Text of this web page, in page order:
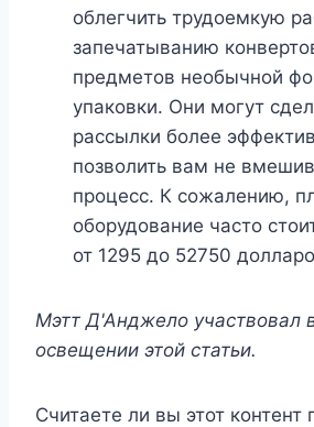
облегчить трудоемкую
запечатыванию
предметов необычной
упаковки. Они могут
рассылки более
позволить вам не
процесс. К сожалению,
оборудование часто
от 1295 до 52750
Мэтт Д'Анджело участвовал
освещении этой статьи.
Считаете ли вы этот контент